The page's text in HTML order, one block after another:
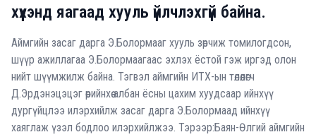
хүүхэнд яагаад хууль үйлчлэхгүй байна.
Аймгийн засаг дарга Э.Болормааг хууль зөрчиж томилогдсон,
шүүр ажиллагаа Э.Болормаагаас эхлэх ёстой гэж иргэд олон
нийт шүүмжилж байна. Тэгвэл аймгийн ИТХ-ын төлөөлөгч
Д.Эрдэнэцэцэг өөрийнхөө албан ёсны цахим хуудсаар ийнхүү
дургүйцлээ илэрхийлж засаг дарга Э.Болормаад ийнхүү
хаяглаж үзэл бодлоо илэрхийлжээ. Тэрээр:Баян-Өлгий аймгийн